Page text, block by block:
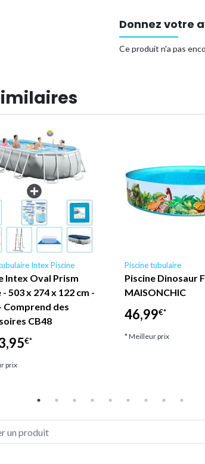
✔ Cadre en
Donnez votre
Ce produit n'a pas
Intex Piscine
Intex Oval Prism
503 x 274 x 122 cm -
Comprend des
CB48
€*
prix
Piscine tubulaire
Piscine Dinosaur
MAISONCHIC
46,99€*
* Meilleur prix